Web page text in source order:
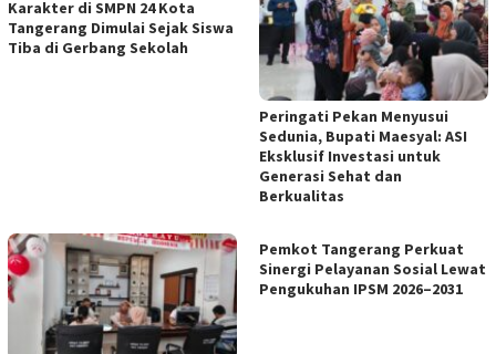
Karakter di SMPN 24 Kota
Tangerang Dimulai Sejak Siswa
Tiba di Gerbang Sekolah
Peringati Pekan Menyusui
Sedunia, Bupati Maesyal: ASI
Eksklusif Investasi untuk
Generasi Sehat dan
Berkualitas
Pemkot Tangerang Perkuat
Sinergi Pelayanan Sosial Lewat
Pengukuhan IPSM 2026–2031